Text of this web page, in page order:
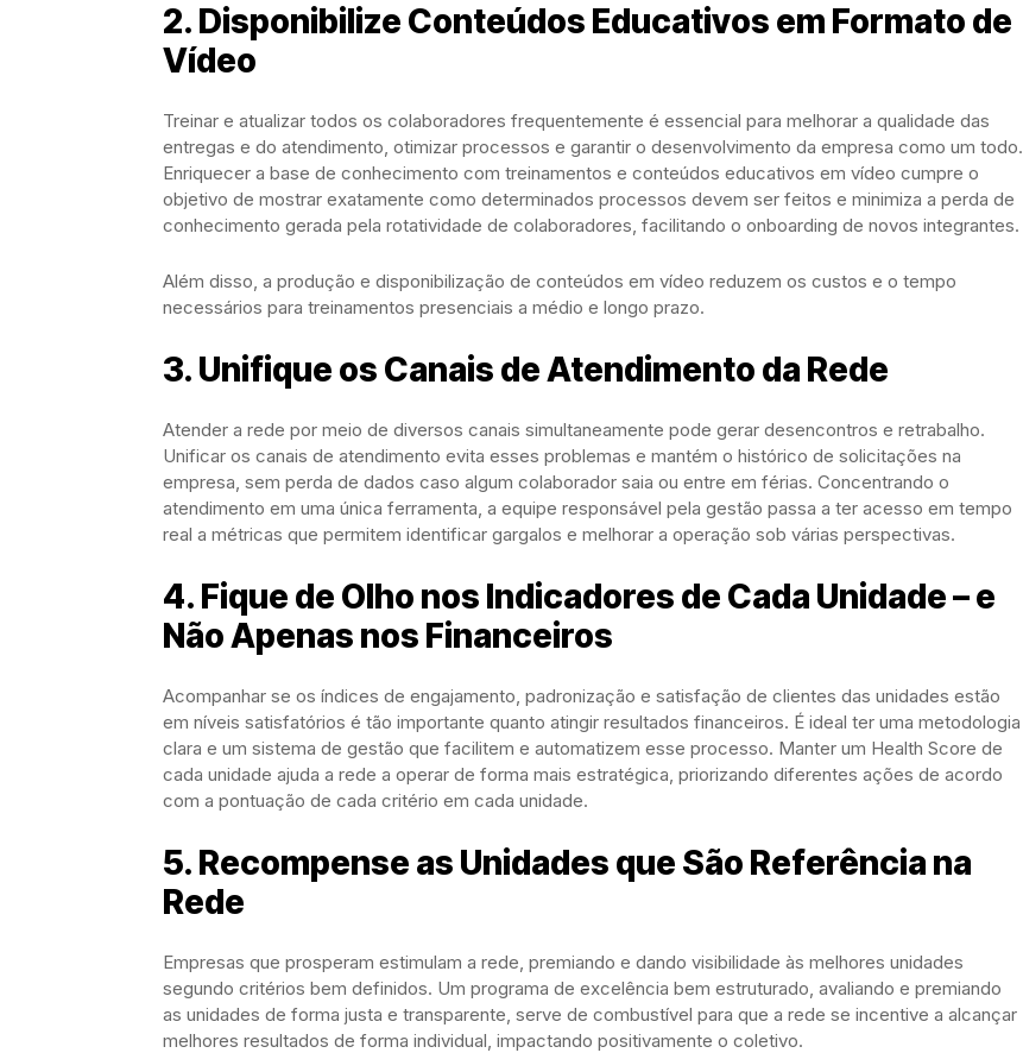
2. Disponibilize Conteúdos Educativos em Formato de
Vídeo
Treinar e atualizar todos os colaboradores frequentemente é essencial para melhorar a qualidade das
entregas e do atendimento, otimizar processos e garantir o desenvolvimento da empresa como um todo.
Enriquecer a base de conhecimento com treinamentos e conteúdos educativos em vídeo cumpre o
objetivo de mostrar exatamente como determinados processos devem ser feitos e minimiza a perda de
conhecimento gerada pela rotatividade de colaboradores, facilitando o onboarding de novos integrantes.
Além disso, a produção e disponibilização de conteúdos em vídeo reduzem os custos e o tempo
necessários para treinamentos presenciais a médio e longo prazo.
3. Unifique os Canais de Atendimento da Rede
Atender a rede por meio de diversos canais simultaneamente pode gerar desencontros e retrabalho.
Unificar os canais de atendimento evita esses problemas e mantém o histórico de solicitações na
empresa, sem perda de dados caso algum colaborador saia ou entre em férias. Concentrando o
atendimento em uma única ferramenta, a equipe responsável pela gestão passa a ter acesso em tempo
real a métricas que permitem identificar gargalos e melhorar a operação sob várias perspectivas.
4. Fique de Olho nos Indicadores de Cada Unidade – e
Não Apenas nos Financeiros
Acompanhar se os índices de engajamento, padronização e satisfação de clientes das unidades estão
em níveis satisfatórios é tão importante quanto atingir resultados financeiros. É ideal ter uma metodologia
clara e um sistema de gestão que facilitem e automatizem esse processo. Manter um Health Score de
cada unidade ajuda a rede a operar de forma mais estratégica, priorizando diferentes ações de acordo
com a pontuação de cada critério em cada unidade.
5. Recompense as Unidades que São Referência na
Rede
Empresas que prosperam estimulam a rede, premiando e dando visibilidade às melhores unidades
segundo critérios bem definidos. Um programa de excelência bem estruturado, avaliando e premiando
as unidades de forma justa e transparente, serve de combustível para que a rede se incentive a alcançar
melhores resultados de forma individual, impactando positivamente o coletivo.